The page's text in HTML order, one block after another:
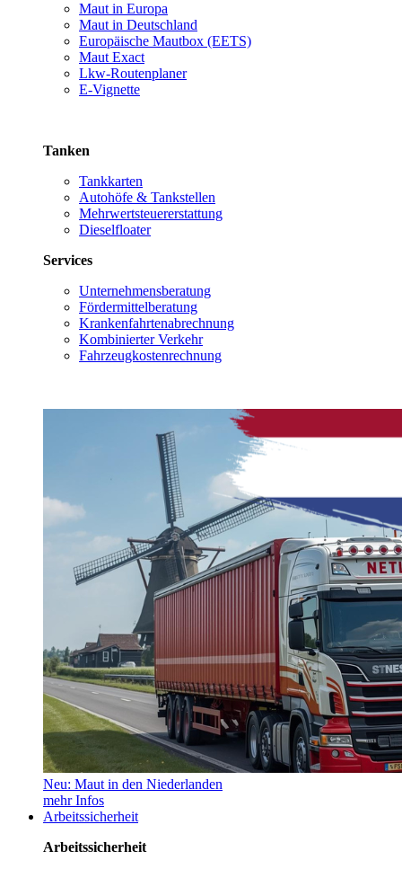
Maut in Europa
Maut in Deutschland
Europäische Mautbox (EETS)
Maut Exact
Lkw-Routenplaner
E-Vignette
Tanken
Tankkarten
Autohöfe & Tankstellen
Mehrwertsteuererstattung
Dieselfloater
Services
Unternehmensberatung
Fördermittelberatung
Krankenfahrtenabrechnung
Kombinierter Verkehr
Fahrzeugkostenrechnung
Neu: Maut in den Niederlanden
mehr Infos
Arbeitssicherheit
Arbeitssicherheit